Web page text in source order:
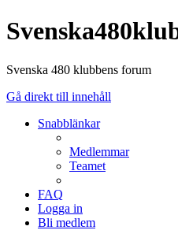
Svenska 480 klubbens forum
Gå direkt till innehåll
Snabblänkar
Medlemmar
Teamet
FAQ
Logga in
Bli medlem